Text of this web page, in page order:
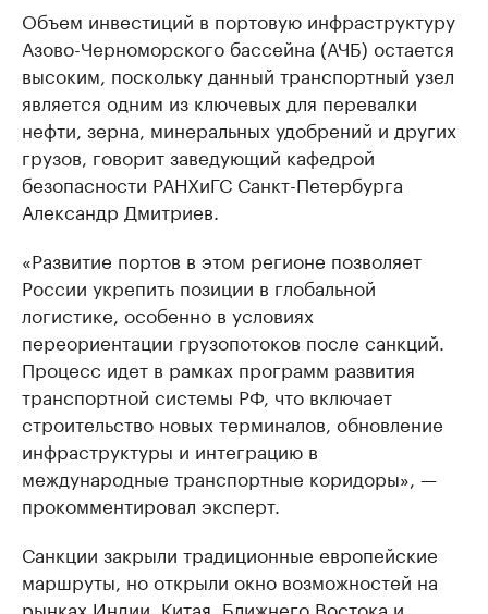
Объем инвестиций в портовую инфраструктуру
Азово-Черноморского бассейна (АЧБ) остается
высоким, поскольку данный транспортный узел
является одним из ключевых для перевалки
нефти, зерна, минеральных удобрений и других
грузов, говорит заведующий кафедрой
безопасности РАНХиГС Санкт-Петербурга
Александр Дмитриев.
«Развитие портов в этом регионе позволяет
России укрепить позиции в глобальной
логистике, особенно в условиях
переориентации грузопотоков после санкций.
Процесс идет в рамках программ развития
транспортной системы РФ, что включает
строительство новых терминалов, обновление
инфраструктуры и интеграцию в
международные транспортные коридоры», —
прокомментировал эксперт.
Санкции закрыли традиционные европейские
маршруты, но открыли окно возможностей на
рынках Индии, Китая, Ближнего Востока и